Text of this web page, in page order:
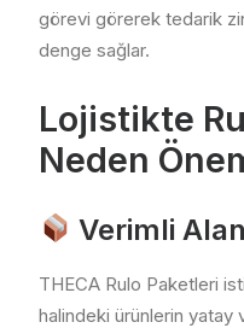
görevi görerek tedarik
denge sağlar.
Lojistikte
Neden
Verimli
THECA Rulo Paketleri
halindeki ürünlerin yatay